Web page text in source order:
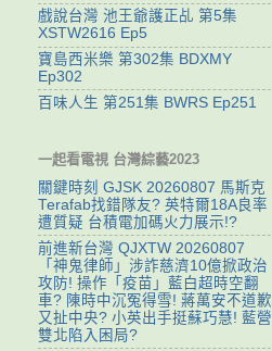
戲說台灣 池王爺護正乩 第5集
XSTW2616 Ep5
寶島西米樂 第302集 BDXMY
Ep302
百味人生 第251集 BWRS Ep251
一起看電視 台灣綜藝2023
關鍵時刻 GJSK 20260807 馬斯克
Terafab找錯隊友? 英特爾18A良率
遭質疑 台積電加碼火力展示!?
前進新台灣 QJXTW 20260807
「神鬼律師」涉詐慈濟10億掀政治
攻防! 操作「疫苗」藍白超時空翻
車? 陳時中沉冤得雪! 蔣萬安不道歉
又扯中央? 小英出手挺蘇巧慧! 藍營
雙北陷入困局?